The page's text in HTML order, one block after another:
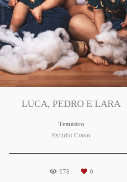
LUCA, PEDRO E LARA
Temático
Estúdio Cravo
978 0